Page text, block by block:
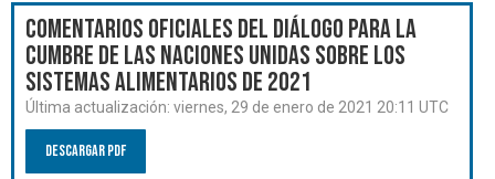
Comentarios oficiales del Diálogo para la
Cumbre de las Naciones Unidas sobre los
Sistemas Alimentarios de 2021
Última actualización: viernes, 29 de enero de 2021 20:11 UTC
Descargar PDF